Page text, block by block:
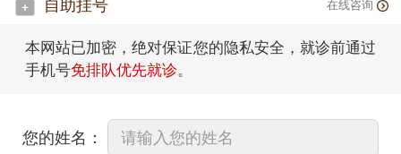
自助挂号 在线咨询
本网站已加密，绝对保证您的隐私安全，就诊前通过
手机号免排队优先就诊。
您的姓名：